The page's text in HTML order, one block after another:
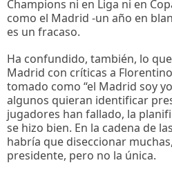
Champions ni en Liga ni en
como el Madrid -un año en
es un fracaso.
Ha confundido, también, lo
Madrid con críticas a
tomado como “el Madrid soy
algunos quieran identificar
jugadores han fallado, la
se hizo bien. En la cadena de
habría que diseccionar
presidente, pero no la única.